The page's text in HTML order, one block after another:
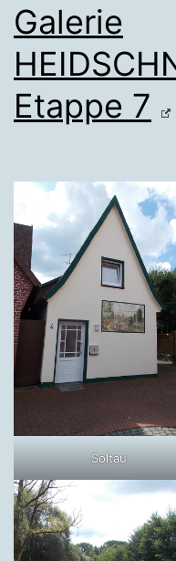
Galerie
Etappe 7
Soltau